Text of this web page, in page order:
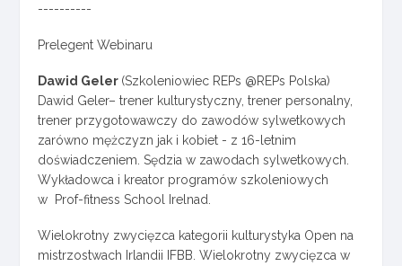
----------
Prelegent Webinaru
Dawid Geler (Szkoleniowiec REPs @REPs Polska)
Dawid Geler– trener kulturystyczny, trener personalny,
trener przygotowawczy do zawodów sylwetkowych
zarówno mężczyzn jak i kobiet - z 16-letnim
doświadczeniem. Sędzia w zawodach sylwetkowych.
Wykładowca i kreator programów szkoleniowych
w Prof-fitness School Irelnad.
Wielokrotny zwycięzca kategorii kulturystyka Open na
mistrzostwach Irlandii IFBB. Wielokrotny zwycięzca w